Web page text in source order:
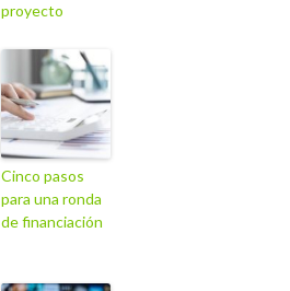
proyecto
Cinco pasos
para una ronda
de financiación